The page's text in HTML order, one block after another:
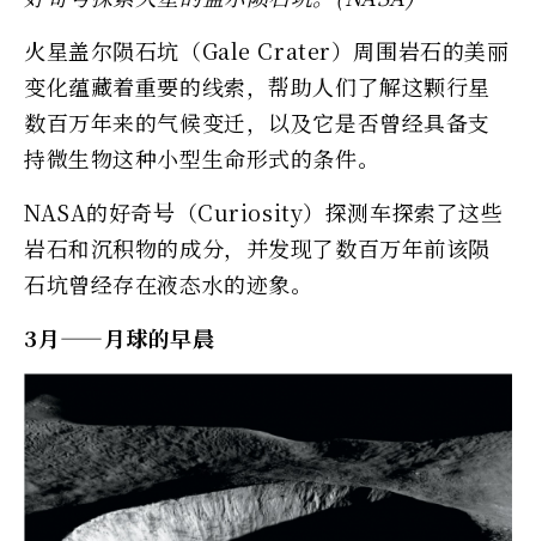
火星盖尔陨石坑（Gale Crater）周围岩石的美丽
变化蕴藏着重要的线索，帮助人们了解这颗行星
数百万年来的气候变迁，以及它是否曾经具备支
持微生物这种小型生命形式的条件。
NASA的好奇号（Curiosity）探测车探索了这些
岩石和沉积物的成分，并发现了数百万年前该陨
石坑曾经存在液态水的迹象。
3月——月球的早晨